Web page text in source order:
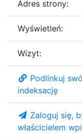
Adres strony:
Wyświetleń:
Wizyt:
Podlinkuj
indeksację
Zaloguj się,
właścicielem